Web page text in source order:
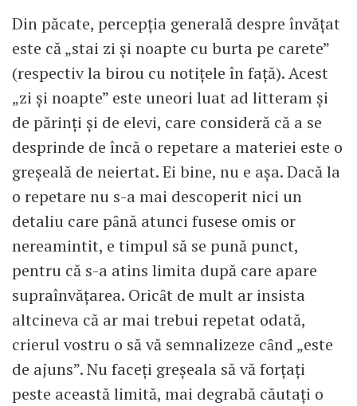
Din păcate, percepţia generală despre învăţat
este că „stai zi şi noapte cu burta pe carete”
(respectiv la birou cu notiţele în faţă). Acest
„zi şi noapte” este uneori luat ad litteram şi
de părinţi şi de elevi, care consideră că a se
desprinde de încă o repetare a materiei este o
greşeală de neiertat. Ei bine, nu e aşa. Dacă la
o repetare nu s-a mai descoperit nici un
detaliu care pȃnă atunci fusese omis or
nereamintit, e timpul să se pună punct,
pentru că s-a atins limita după care apare
supraînvăţarea. Oricȃt de mult ar insista
altcineva că ar mai trebui repetat odată,
crierul vostru o să vă semnalizeze cȃnd „este
de ajuns”. Nu faceţi greşeala să vă forţaţi
peste această limită, mai degrabă căutaţi o